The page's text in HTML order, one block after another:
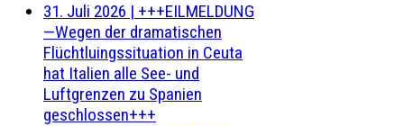
31. Juli 2026 | +++EILMELDUNG
—Wegen der dramatischen
Flüchtluingssituation in Ceuta
hat Italien alle See- und
Luftgrenzen zu Spanien
geschlossen+++